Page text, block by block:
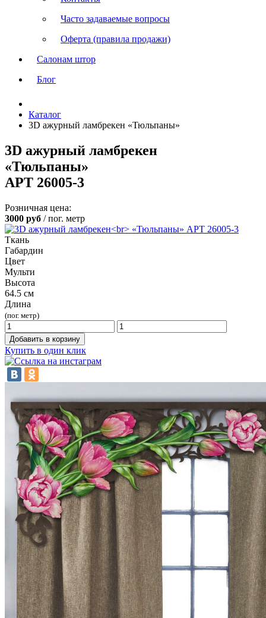
Часто задаваемые вопросы
Оферта (правила продажи)
Салонам штор
Блог
Каталог
3D ажурный ламбрекен «Тюльпаны»
3D ажурный ламбрекен
«Тюльпаны»
АРТ 26005-3
Розничная цена:
3000 руб / пог. метр
Ткань
Габардин
Цвет
Мульти
Высота
64.5 см
Длина
(пог. метр)
Добавить в корзину
Купить в один клик